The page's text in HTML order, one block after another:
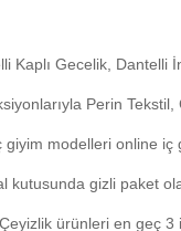
Kaplı Gecelik, Dantelli
Perin
modelleri online iç
kutusunda gizli paket
ürünleri en geç